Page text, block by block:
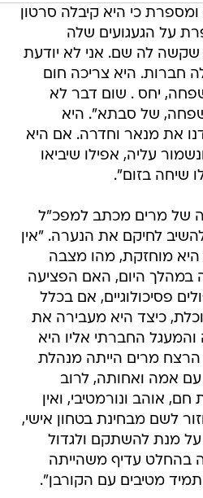
כי היא קיבלה סרטון
על הגעגועים שלה
לה שם. אני לא יודעת
חברות. היא צריכה חום
יחס . שום דבר לא
של סבתא". היא
את מנאר וחדרה. אם היא
עליה, אפילו שיביאו
שיחה בזום".
של מרים מכתב למפכ"ל
לחיקם את הנערה. "אין
היא מוחזקת, מהו מצבה
במהלך היום, האם הפציעה
פסיכולוגיים, אם בכלל
כיצד היא מעבירה את
החברתי אליו היא
הרצח מרים הייתה מנהלת
עם אמה ואחותה, לרוב
אוהב ונורמטיבי, ואין
לשם מבחינת בטחון אישי,
על מנת להשתקם ולגדול
בהחלט עדיף משהייתה
מטיבים עם הקורבן".